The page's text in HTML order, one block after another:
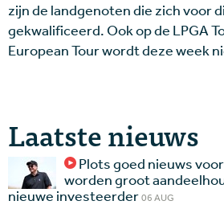
zijn de landgenoten die zich voor
gekwalificeerd. Ook op de LPGA
European Tour wordt deze week
Laatste nieuws
Plots goed nieuws
worden groot
nieuwe investeerder06 AUG